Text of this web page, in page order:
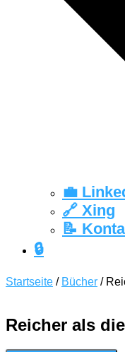
💼
🔗 Xing
📝
🔒
Startseite / Bücher /
Reicher als